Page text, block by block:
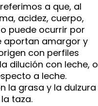
a que, al
acidez, cuerpo,
puede ocurrir por
aportan amargor y
con perfiles
dilución con leche, o
a leche.
la grasa y la dulzura
taza.